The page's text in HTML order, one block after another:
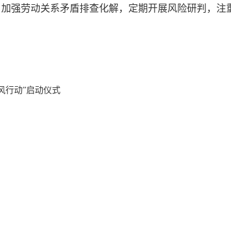
强劳动关系矛盾排查化解，定期开展风险研判，注
行动”启动仪式